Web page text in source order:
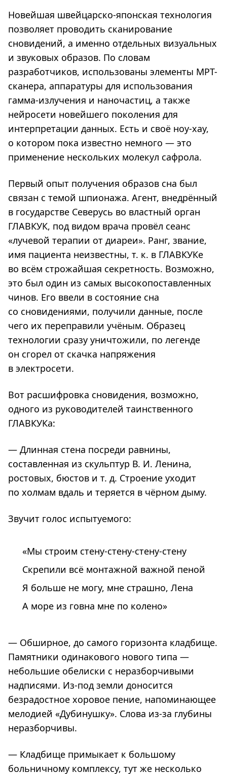
Новейшая швейцарско-японская технология
позволяет проводить сканирование
сновидений, а именно отдельных визуальных
и звуковых образов. По словам
разработчиков, использованы элементы МРТ-
сканера, аппаратуры для использования
гамма-излучения и наночастиц, а также
нейросети новейшего поколения для
интерпретации данных. Есть и своё ноу-хау,
о котором пока известно немного — это
применение нескольких молекул сафрола.
Первый опыт получения образов сна был
связан с темой шпионажа. Агент, внедрённый
в государстве Северусь во властный орган
ГЛАВКУК, под видом врача провёл сеанс
«лучевой терапии от диареи». Ранг, звание,
имя пациента неизвестны, т. к. в ГЛАВКУКе
во всём строжайшая секретность. Возможно,
это был один из самых высокопоставленных
чинов. Его ввели в состояние сна
со сновидениями, получили данные, после
чего их переправили учёным. Образец
технологии сразу уничтожили, по легенде
он сгорел от скачка напряжения
в электросети.
Вот расшифровка сновидения, возможно,
одного из руководителей таинственного
ГЛАВКУКа:
— Длинная стена посреди равнины,
составленная из скульптур В. И. Ленина,
ростовых, бюстов и т. д. Строение уходит
по холмам вдаль и теряется в чёрном дыму.
Звучит голос испытуемого:
«Мы строим стену-стену-стену-стену
Скрепили всё монтажной важной пеной
Я больше не могу, мне страшно, Лена
А море из говна мне по колено»
— Обширное, до самого горизонта кладбище.
Памятники одинакового нового типа —
небольшие обелиски с неразборчивыми
надписями. Из-под земли доносится
безрадостное хоровое пение, напоминающее
мелодией «Дубинушку». Слова из-за глубины
неразборчивы.
— Кладбище примыкает к большому
больничному комплексу, тут же несколько